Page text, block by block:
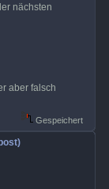
nächsten
aber falsch
Gespeichert